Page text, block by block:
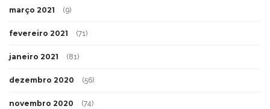
março 2021 (9)
fevereiro 2021 (71)
janeiro 2021 (81)
dezembro 2020 (56)
novembro 2020 (74)